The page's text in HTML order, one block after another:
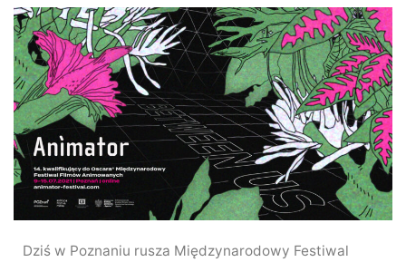
Dziś w Poznaniu rusza Międzynarodowy Festiwal